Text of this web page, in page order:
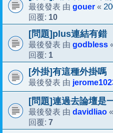
最後發表 由 gouer «
回覆: 10
[問題]plus連結有錯
最後發表 由 godbless
回覆: 1
[外掛]有這種外掛嗎
最後發表 由
[問題]連過去論壇是
最後發表 由 davidliao «
回覆: 7